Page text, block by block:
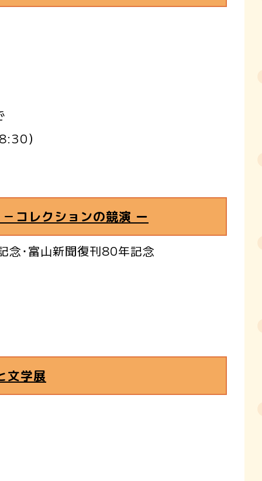
コレクションの競演 ー
念･富山新聞復刊80年記念
文学展